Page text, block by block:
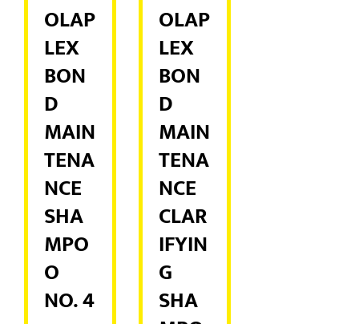
OLAP
LEX
BON
D
MAIN
TENA
NCE
SHA
MPO
O
NO. 4
OLAP
LEX
BON
D
MAIN
TENA
NCE
CLAR
IFYIN
G
SHA